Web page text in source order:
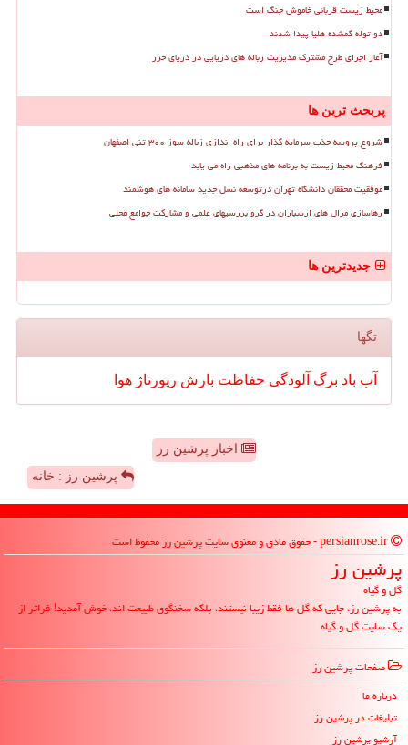
محیط زیست قربانی خاموش جنگ است
دو توله گمشده هلیا پیدا شدند
آغاز اجرای طرح مشترک مدیریت زباله های دریایی در دریای خزر
پربحث ترین ها
شروع پروسه جذب سرمایه گذار برای راه اندازی زباله سوز ۳۰۰ تنی اصفهان
فرهنگ محیط زیست به برنامه های مذهبی راه می یابد
موفقیت محققان دانشگاه تهران درتوسعه نسل جدید سامانه های هوشمند
رهاسازی مرال های ارسباران در گرو بررسیهای علمی و مشارکت جوامع محلی
جدیدترین ها
تگها
آب باد برگ آلودگی حفاظت بارش رپورتاژ هوا
اخبار پرشین رز
پرشین رز : خانه
پرشین رز
گل و گیاه
به پرشین رز، جایی که گل ها فقط زیبا نیستند، بلکه سخنگوی طبیعت اند، خوش آمدید! فراتر از
یک سایت گل و گیاه
صفحات پرشین رز
درباره ما
تبلیغات در پرشین رز
آرشیو پرشین رز